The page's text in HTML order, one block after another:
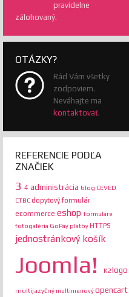
pravidelne
zálohovaný.
OTÁZKY?
Rád Vám všetky
zodpoviem.
Neváhajte ma
kontaktovať.
REFERENCIE PODĽA
ZNAČIEK
3 4 administrácia blog CEVED
CTBC dopytový formulár
ecommerce eshop formuláre
fotogaléria GoPay platby HTTPS
jednostránkový košík
Joomla! K2logo
multijazyčný multimenovýopencart